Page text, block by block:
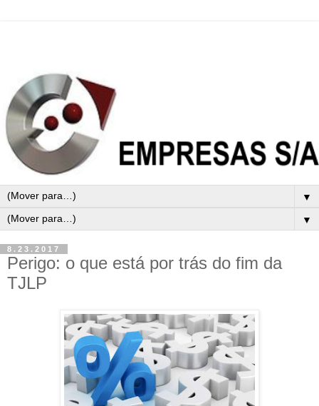
▼
▼
8.23.2017
Perigo: o que está por trás do fim da
TJLP